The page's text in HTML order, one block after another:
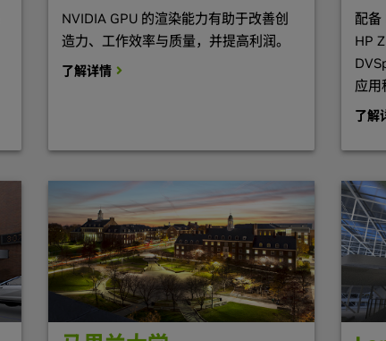
NVIDIA GPU 的渲染能力有助于改善创
造力、工作效率与质量，并提高利润。
了解详情
配备
HP
应用
了解